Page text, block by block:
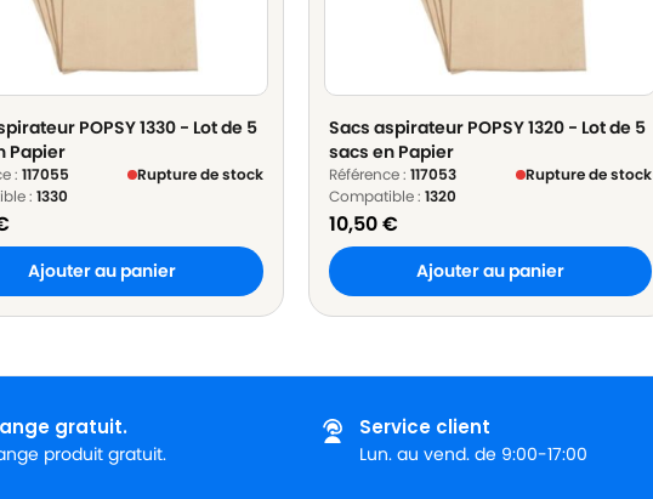
POPSY 1330 - Lot de 5
Papier
: 117055
Rupture de stock
: 1330
Ajouter au panier
Sacs aspirateur POPSY 1320 - Lot de 5
sacs en Papier
Référence : 117053
Rupture de stock
Compatible : 1320
10,50€
Ajouter au panier
gratuit.
produit gratuit.
Service client
Lun. au vend. de 9:00-17:00